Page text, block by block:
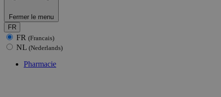
Fermer le menu
FR
FR (Francais)
NL (Nederlands)
Pharmacie